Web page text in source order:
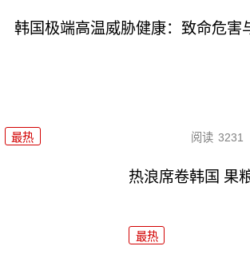
韩国极端高温威胁健康：致命危害
最热 阅读 3231
热浪席卷韩国 果
最热